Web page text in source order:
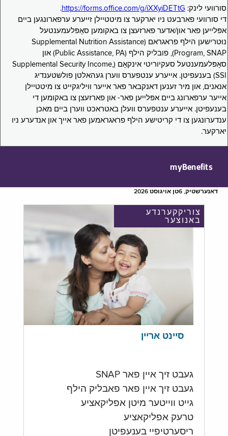
סורוועי לינק: https://forms.office.com/g/iXXyiDETtG
.
די סורוועי פארבעט ניו יארקער צו מיטטיילן זייערע ערפארונגען ביים
אפּלייען פאר און/אדער פארזעצן צו באקומען סאָפּלעמענטעל
נוּטרישען הילף פראגראם (Supplemental Nutrition Assistance
Program, SNAP), פובליק הילף (Public Assistance, PA) און
סאָפּלעמענטעל סעקיוריטי אינקאָם (Supplemental Security Income,
SSI) בענעפיטן. אייערע ענטפערס ווערן געהאלטן פולשטענדיג
אנאנים, און מיר זענען דאנקבאר פאר אייער וויליגקייט צו מיטטיילן
אייער ערפארונג ביים אפּלייען פאר- און פארזעצן צו באקומען די
בענעפיטן. אייערע ענטפערס וועלן באטראכט ווערן ביים מאכן
ענדערונגען צו די קריטישע הילף פראגראמען פאר אייך און אנדערע ניו
יארקער.
myBenefits
דאנערשטיק, 6טן אויגוסט 2026
צוריקקערנדע
באנוצער
סיינט אריין
געבט זיך איין פאר SNAP
געבט זיך איין פאר פאבליק הילף
גייט ווייטער מיטן אפליקאציע
טרעק אפליקאציע
ריסערטיפיי בענעפיטן